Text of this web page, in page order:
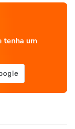
tenha um